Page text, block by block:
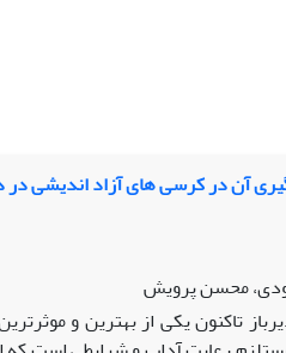
آن در کرسی های آزاد اندیشی در
محسن پرویش
تاکنون یکی از بهترین و